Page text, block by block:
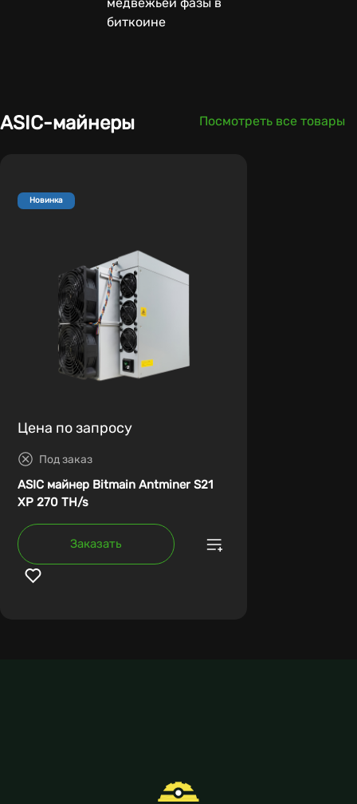
биткоине
ASIC-майнеры Посмотреть все товары
Новинка
Цена по запросу
Под заказ
ASIC майнер Bitmain Antminer S21
XP 270 TH/s
Заказать